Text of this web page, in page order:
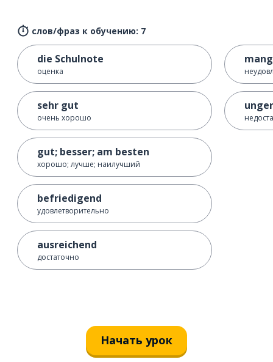
слов/фраз к обучению: 7
die Schulnote
оценка
sehr gut
очень хорошо
gut; besser; am besten
хорошо; лучше; наилучший
befriedigend
удовлетворительно
ausreichend
достаточно
Начать урок